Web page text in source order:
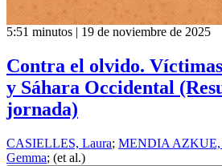
5:51 minutos | 19 de noviembre de 2025
Contra el olvido.
y Sáhara Occidental
jornada)
CASIELLES, Laura; MENDIA AZKUE,
Gemma; (et al.)